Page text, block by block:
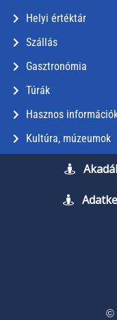
Helyi értéktár
Szállás
Gasztronómia
Túrák
Hasznos
Kultúra, múzeumok
©